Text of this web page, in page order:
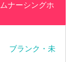
ナーシングホ
ブランク・未